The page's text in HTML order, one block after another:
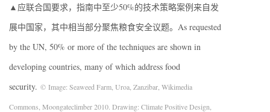
▲应联合国要求，指南中至少50%的技术策略案例来自发
展中国家，其中相当部分聚焦粮食安全议题。As requested
by the UN, 50% or more of the techniques are shown in
developing countries, many of which address food
security. © Image: Seaweed Farm, Uroa, Zanzibar, Wikimedia
Commons, Moongateclimber 2010. Drawing: Climate Positive Design,